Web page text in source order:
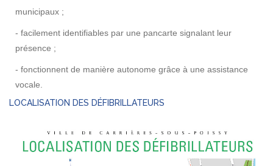
municipaux ;
- facilement identifiables par une pancarte signalant leur
présence ;
- fonctionnent de manière autonome grâce à une assistance
vocale.
LOCALISATION DES DÉFIBRILLATEURS